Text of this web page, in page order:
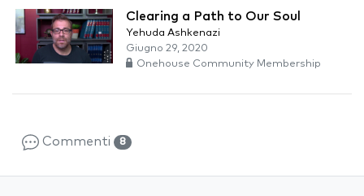
Clearing a Path to Our Soul
Yehuda Ashkenazi
Giugno 29, 2020
Onehouse Community Membership
Commenti 8